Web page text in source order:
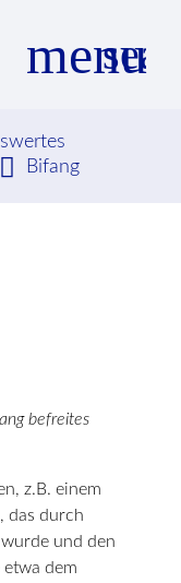
menu
SUCHEN
Bifang
befreites
z.B. einem
das durch
und den
dem